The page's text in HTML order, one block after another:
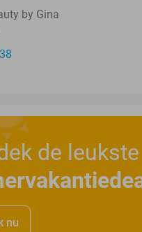
by Gina
de leukste
nu